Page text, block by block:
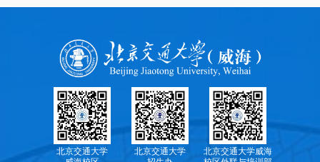
北京交通大学
北京交通大学
北京交通大学威海